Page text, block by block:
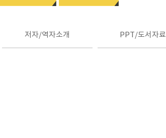
저자/역자소개 PPT/도서자료